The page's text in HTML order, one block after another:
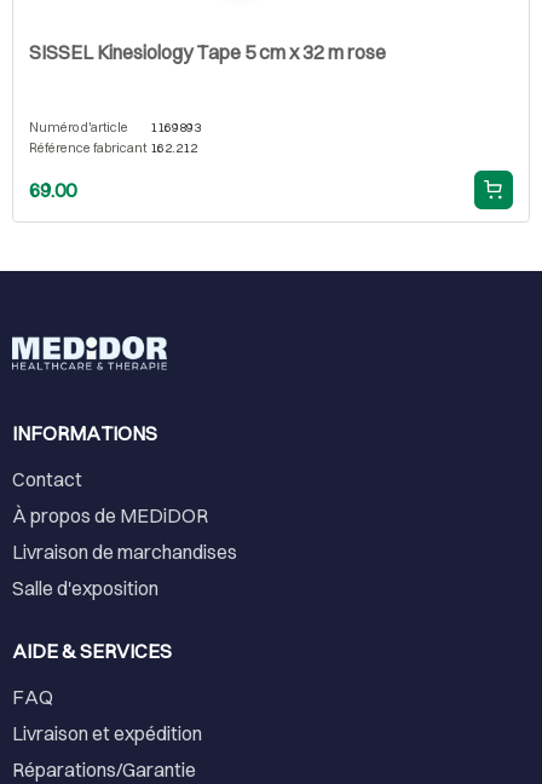
SISSEL Kinesiology Tape 5 cm x 32 m rose
Numéro d'article
1169893
Référence fabricant 162.212
69.00
INFORMATIONS
Contact
À propos de MEDiDOR
Livraison de marchandises
Salle d'exposition
AIDE & SERVICES
FAQ
Livraison et expédition
Réparations/Garantie